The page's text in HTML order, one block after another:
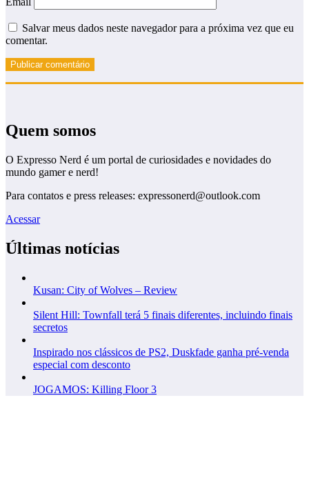
Salvar meus dados neste navegador para a próxima vez que eu
comentar.
Quem somos
O Expresso Nerd é um portal de curiosidades e novidades do
mundo gamer e nerd!
Para contatos e press releases: expressonerd@outlook.com
Acessar
Últimas notícias
Kusan: City of Wolves – Review
Silent Hill: Townfall terá 5 finais diferentes, incluindo finais
secretos
Inspirado nos clássicos de PS2, Duskfade ganha pré-venda
especial com desconto
JOGAMOS: Killing Floor 3